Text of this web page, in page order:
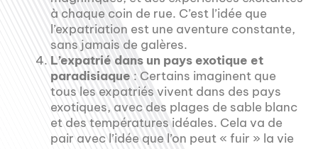
à chaque coin de rue. C’est l’idée que
l’expatriation est une aventure constante,
sans jamais de galères.
L’expatrié dans un pays exotique et
paradisiaque : Certains imaginent que
tous les expatriés vivent dans des pays
exotiques, avec des plages de sable blanc
et des températures idéales. Cela va de
pair avec l’idée que l’on peut « fuir » la vie